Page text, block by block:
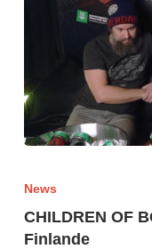
News
CHILDREN OF
Finlande